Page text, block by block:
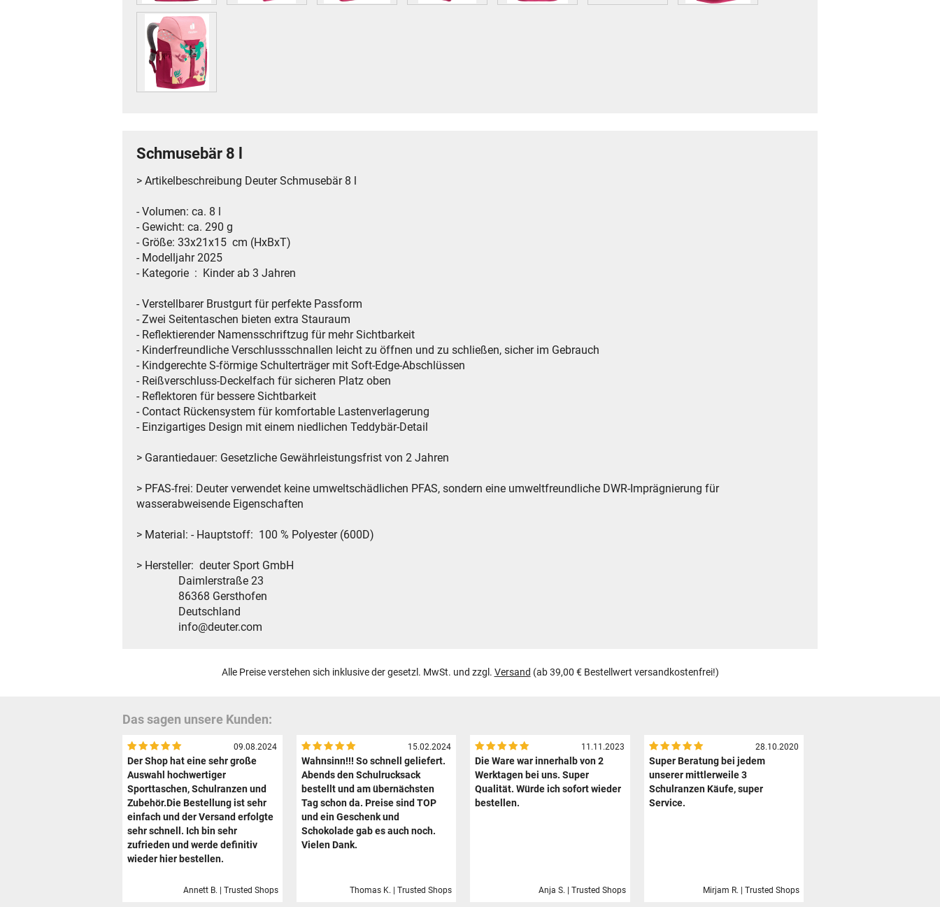
Schmusebär 8 l
> Artikelbeschreibung Deuter Schmusebär 8 l
- Volumen: ca. 8 l
- Gewicht: ca. 290 g
- Größe: 33x21x15 cm (HxBxT)
- Modelljahr 2025
- Kategorie ‏ : ‎ Kinder ab 3 Jahren
- Verstellbarer Brustgurt für perfekte Passform
- Zwei Seitentaschen bieten extra Stauraum
- Reflektierender Namensschriftzug für mehr Sichtbarkeit
- Kinderfreundliche Verschlussschnallen leicht zu öffnen und zu schließen, sicher im Gebrauch
- Kindgerechte S-förmige Schulterträger mit Soft-Edge-Abschlüssen
- Reißverschluss-Deckelfach für sicheren Platz oben
- Reflektoren für bessere Sichtbarkeit
- Contact Rückensystem für komfortable Lastenverlagerung
- Einzigartiges Design mit einem niedlichen Teddybär-Detail
> Garantiedauer: Gesetzliche Gewährleistungsfrist von 2 Jahren
> PFAS-frei: Deuter verwendet keine umweltschädlichen PFAS, sondern eine umweltfreundliche DWR-Imprägnierung für
wasserabweisende Eigenschaften
> Material: - Hauptstoff: 100 % Polyester (600D)
> Hersteller: deuter Sport GmbH
Daimlerstraße 23
86368 Gersthofen
Deutschland
info@deuter.com
Alle Preise verstehen sich inklusive der gesetzl. MwSt. und zzgl. Versand (ab 39,00 € Bestellwert versandkostenfrei!)
Das sagen unsere Kunden:
09.08.2024
Der Shop hat eine sehr große
Auswahl hochwertiger
Sporttaschen, Schulranzen und
Zubehör.Die Bestellung ist sehr
einfach und der Versand erfolgte
sehr schnell. Ich bin sehr
zufrieden und werde definitiv
wieder hier bestellen.
Annett B. | Trusted Shops
15.02.2024
Wahnsinn!!! So schnell geliefert.
Abends den Schulrucksack
bestellt und am übernächsten
Tag schon da. Preise sind TOP
und ein Geschenk und
Schokolade gab es auch noch.
Vielen Dank.
Thomas K. | Trusted Shops
11.11.2023
Die Ware war innerhalb von 2
Werktagen bei uns. Super
Qualität. Würde ich sofort wieder
bestellen.
Anja S. | Trusted Shops
28.10.2020
Super Beratung bei jedem
unserer mittlerweile 3
Schulranzen Käufe, super
Service.
Mirjam R. | Trusted Shops